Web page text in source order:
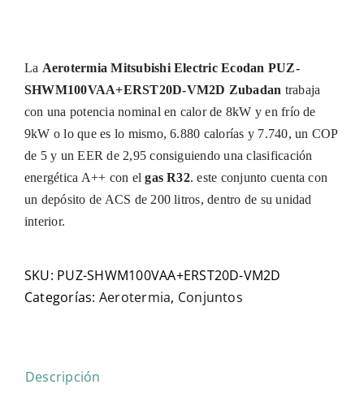
La Aerotermia Mitsubishi Electric Ecodan PUZ-
SHWM100VAA+ERST20D-VM2D Zubadan trabaja
con una potencia nominal en calor de 8kW y en frío de
9kW o lo que es lo mismo, 6.880 calorías y 7.740, un COP
de 5 y un EER de 2,95 consiguiendo una clasificación
energética A++ con elgas R32. este conjunto cuenta con
un depósito de ACS de 200 litros, dentro de su unidad
interior.
SKU: PUZ-SHWM100VAA+ERST20D-VM2D
Categorías: Aerotermia, Conjuntos
Descripción